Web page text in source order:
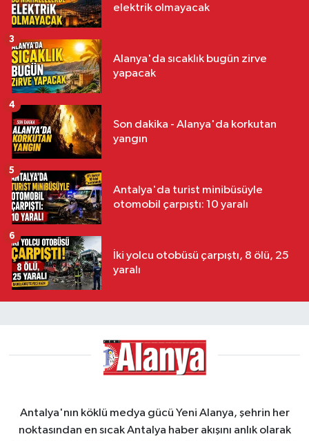
elektrik olmayacak
Alanya'da sıcaklık bugün zirve
yapacak
3
Son dakika - Alanya'da korkutan
yangın
4
Antalya'da turist minibüsüyle
otomobil çarpıştı: 10 yaralı
5
İki yolcu otobüsü çarpıştı, 8 ölü, 25
yaralı
6
Antalya'nın köklü medya gücü Yeni Alanya, şehrin her
noktasından en sıcak Antalya haber akışını anlık olarak